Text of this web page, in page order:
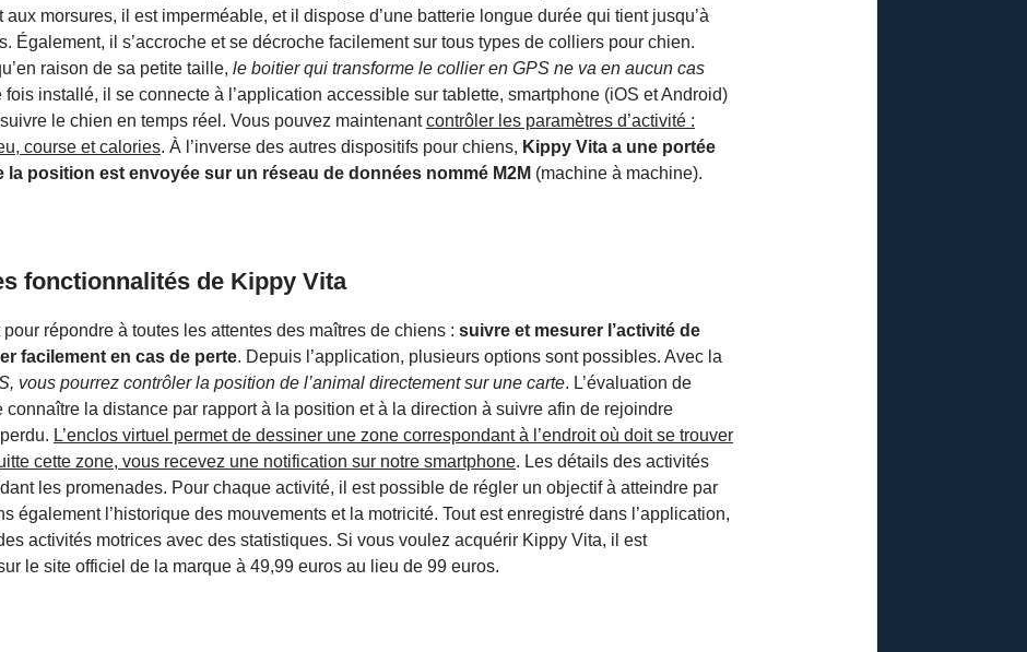
aux morsures, il est imperméable, et il dispose d’une batterie longue durée qui tient jusqu’à
Également, il s’accroche et se décroche facilement sur tous types de colliers pour chien.
raison de sa petite taille, le boitier qui transforme le collier en GPS ne va en aucun cas
fois installé, il se connecte à l’application accessible sur tablette, smartphone (iOS et Android)
le chien en temps réel. Vous pouvez maintenantcontrôler les paramètres d’activité :
course et calories. À l’inverse des autres dispositifs pour chiens, Kippy Vita a une portée
la position est envoyée sur un réseau de données nommé M2M (machine à machine).
fonctionnalités de Kippy Vita
répondre à toutes les attentes des maîtres de chiens : suivre et mesurer l’activité de
facilement en cas de perte. Depuis l’application, plusieurs options sont possibles. Avec la
vous pourrez contrôler la position de l’animal directement sur une carte. L’évaluation de
connaître la distance par rapport à la position et à la direction à suivre afin de rejoindre
L’enclos virtuel permet de dessiner une zone correspondant à l’endroit où doit se trouver
cette zone, vous recevez une notification sur notre smartphone. Les détails des activités
les promenades. Pour chaque activité, il est possible de régler un objectif à atteindre par
également l’historique des mouvements et la motricité. Tout est enregistré dans l’application,
activités motrices avec des statistiques. Si vous voulez acquérir Kippy Vita, il est
le site officiel de la marque à 49,99 euros au lieu de 99 euros.